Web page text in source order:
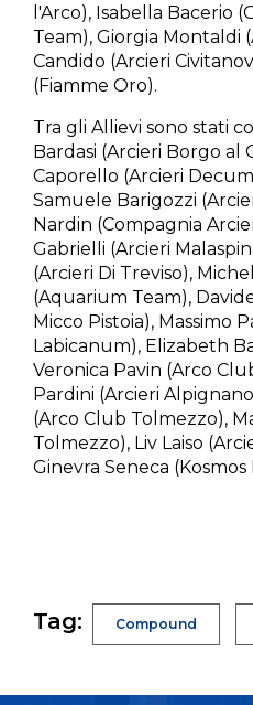
l'Arco), Isabella Bacerio
Team), Giorgia Montaldi
Candido (Arcieri
(Fiamme Oro).
Tra gli Allievi sono stati
Bardasi (Arcieri Borgo al
Caporello (Arcieri
Samuele Barigozzi
Nardin (Compagnia
Gabrielli (Arcieri
(Arcieri Di Treviso),
(Aquarium Team),
Micco Pistoia), Massimo
Labicanum), Elizabeth
Veronica Pavin (Arco
Pardini (Arcieri
(Arco Club Tolmezzo),
Tolmezzo), Liv Laiso
Ginevra Seneca
Tag: Compound